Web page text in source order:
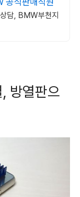
담, BMW부천지
방열판으